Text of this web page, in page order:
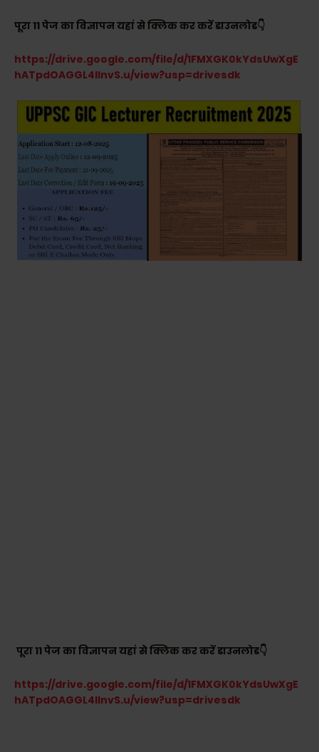
पूरा 11 पेज का विज्ञापन यहां से क्लिक कर करें डाउनलोड👇
https://drive.google.com/file/d/1FMXGK0kYdsUwXgE
hATpdOAGGL4IInvS.u/view?usp=drivesdk
पूरा 11 पेज का विज्ञापन यहां से क्लिक कर करें डाउनलोड👇
https://drive.google.com/file/d/1FMXGK0kYdsUwXgE
hATpdOAGGL4IInvS.u/view?usp=drivesdk